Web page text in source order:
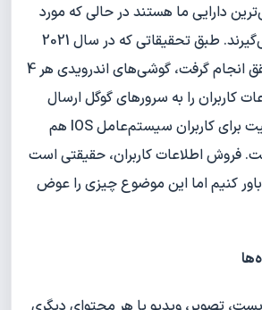
دارایی ما هستند در حالی که مورد
سواستفاده قرار می‌گیرند. طبق تحقیقاتی که در سال 2021
توسط چندین محقق انجام گرفت، گوشی‌های اندرویدی هر 4
کاربران را به سرورهای گوگل ارسال
می‌کنند. این وضعیت برای کاربران سیستم‌عامل IOS هم
فروش اطلاعات کاربران، حقیقتی است
کنیم اما این موضوع چیزی را عوض